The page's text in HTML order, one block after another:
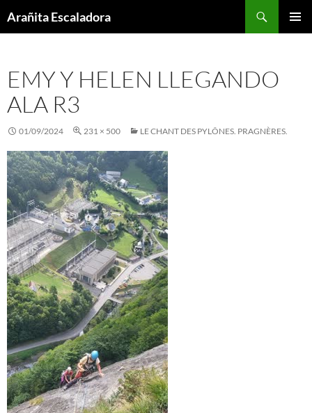
toArañita Escaladora
EMY Y HELEN LLEGANDO
ALA R3
01/09/2024 231 × 500 LE CHANT DES PYLÔNES. PRAGNÈRES.